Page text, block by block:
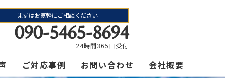
まずはお気軽にご相談ください
090-5465-8694
24時間365日受付
ご対応事例 お問い合わせ 会社概要